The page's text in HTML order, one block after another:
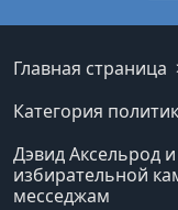
Главная страница
Категория
Дэвид Аксельрод
избирательной
месседжам